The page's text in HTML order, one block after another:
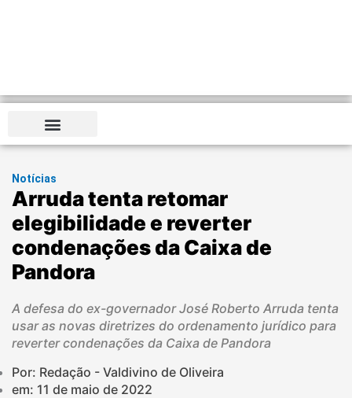
Notícias
Arruda tenta retomar
elegibilidade e reverter
condenações da Caixa de
Pandora
A defesa do ex-governador José Roberto Arruda tenta
usar as novas diretrizes do ordenamento jurídico para
reverter condenações da Caixa de Pandora
Por: Redação - Valdivino de Oliveira
em: 11 de maio de 2022